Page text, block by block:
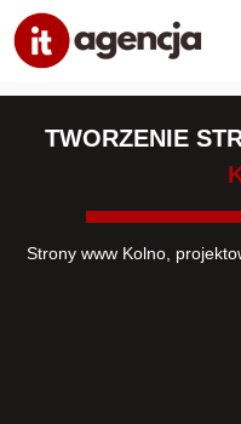
TWORZENIE
Strony www Kolno,